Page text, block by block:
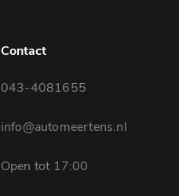
Contact
043-4081655
info@automeertens.nl
Open tot 17:00